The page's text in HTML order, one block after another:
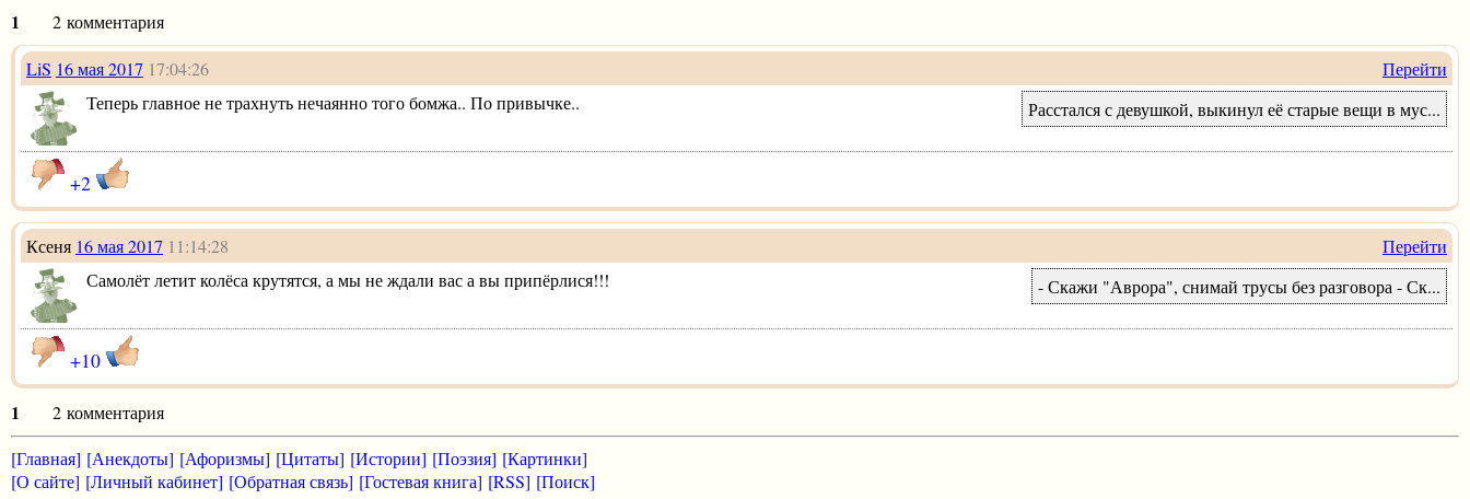
1 2 комментария
Перейти
LiS 16 мая 2017 17:04:26
Расстался с девушкой, выкинул её старые вещи в мус...
Теперь главное не трахнуть нечаянно того бомжа.. По привычке..
+2
Перейти
Ксеня 16 мая 2017 11:14:28
- Скажи "Аврора", снимай трусы без разговора - Ск...
Самолёт летит колёса крутятся, а мы не ждали вас а вы припёрлися!!!
+10
1
2 комментария
[Главная] [Анекдоты] [Афоризмы] [Цитаты] [Истории] [Поэзия] [Картинки]
[О сайте] [Личный кабинет] [Обратная связь] [Гостевая книга] [RSS] [Поиск]